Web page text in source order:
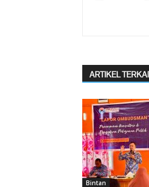
ARTIKEL
Bintan